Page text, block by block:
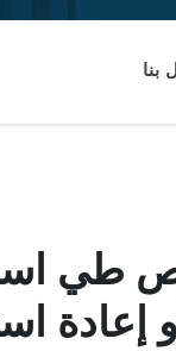
بنا
طي اسم
إعادة